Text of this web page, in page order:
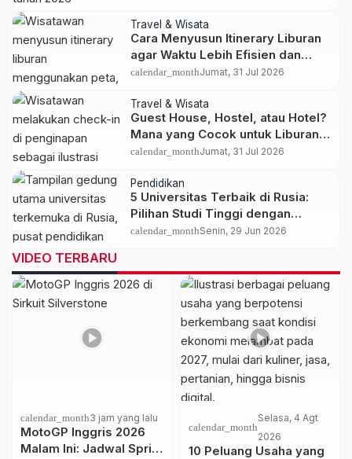
Travel & Wisata
Cara Menyusun Itinerary Liburan
agar Waktu Lebih Efisien dan
Perjalanan Makin Maksimal
calendar_monthJumat, 31 Jul 2026
Travel & Wisata
Guest House, Hostel, atau Hotel?
Mana yang Cocok untuk Liburan
Anda?
calendar_monthJumat, 31 Jul 2026
Pendidikan
5 Universitas Terbaik di Rusia:
Pilihan Studi Tinggi dengan
Kualitas dan Biaya Terjangkau
calendar_monthSenin, 29 Jun 2026
VIDEO TERBARU
MotoGP Inggris 2026
Malam Ini: Jadwal Sprint
calendar_month3 jam yang lalu
10 Peluang Usaha yang
calendar_month
Selasa, 4 Agt
2026